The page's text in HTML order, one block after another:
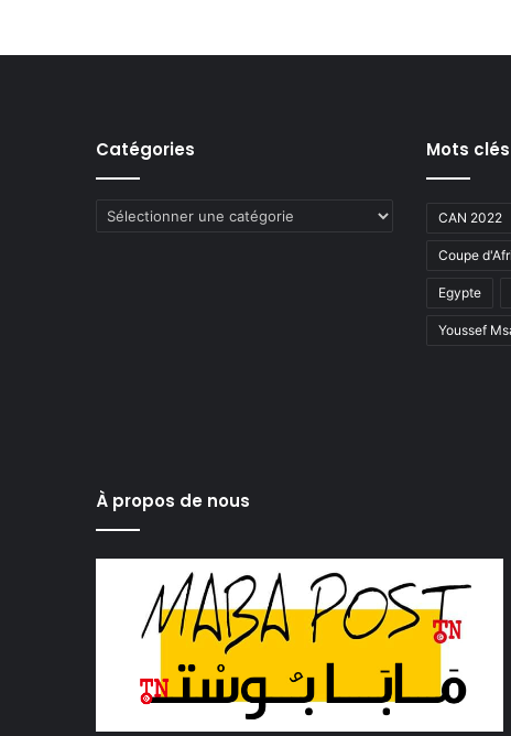
Catégories
Catégories
Mots clés
CAN 2022
Coupe
Egypte
Youssef
À propos de nous